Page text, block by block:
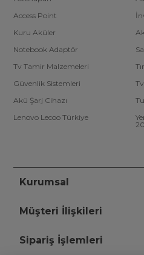
Access Point
Kuru Aküler
Notebook Adaptör
Tv Tamir Malzemeleri
Güvenlik Sistemleri
Akü Şarj Cihazı
Lenovo Lecoo Türkiye
Kurumsal
Müşteri İlişkileri
Sipariş İşlemleri